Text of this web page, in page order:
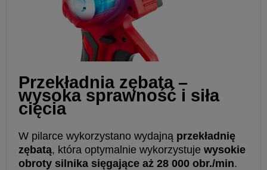
Przekładnia zębata –
wysoka sprawność i siła
cięcia
W pilarce wykorzystano wydajną przekładnię
zębatą, która optymalnie wykorzystuje wysokie
obroty silnika sięgające aż 28 000 obr./min.